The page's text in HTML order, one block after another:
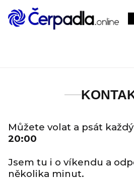
na
obsah
Můžete volat a psát
20:00
Jsem tu i o víkendu a
několika minut.